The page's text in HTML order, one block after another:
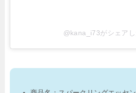
@kana_i73がシェア